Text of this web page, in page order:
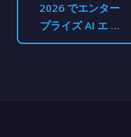
2026 でエンター
プライズ AI エ …